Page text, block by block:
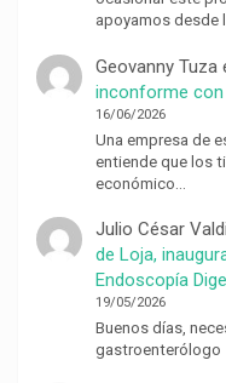
apoyamos desde
Geovanny Tuza
inconforme con
16/06/2026
Una empresa de
entiende que los
económico…
Julio César
de Loja,
Endoscopía
19/05/2026
Buenos días,
gastroenterólogo